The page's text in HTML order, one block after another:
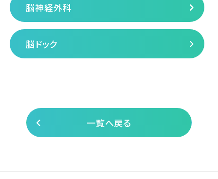
脳神経外科
脳ドック
一覧へ戻る